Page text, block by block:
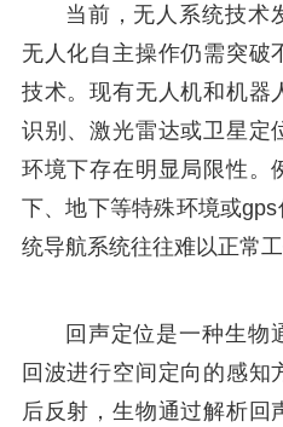
当前，无人系统技术
无人化自主操作仍需突破
技术。现有无人机和机器
识别、激光雷达或卫星定
环境下存在明显局限性。
下、地下等特殊环境或
统导航系统往往难以正常工
回声定位是一种生物
回波进行空间定向的感知
后反射，生物通过解析回